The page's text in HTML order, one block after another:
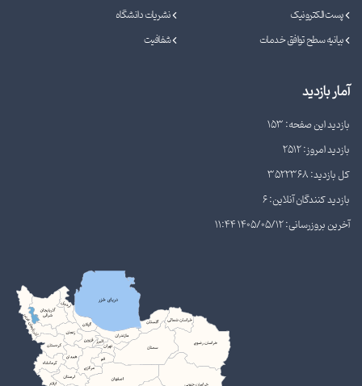
پست الکترونیک
نشریات دانشگاه
بیانیه سطح توافق خدمات
شفافیت
آمار بازدید
بازدید این صفحه: 153
بازدید امروز: 2512
کل بازدید: 3522368
بازدید کنندگان آنلاین: 6
آخرین بروزرسانی: 1405/05/12 11:44